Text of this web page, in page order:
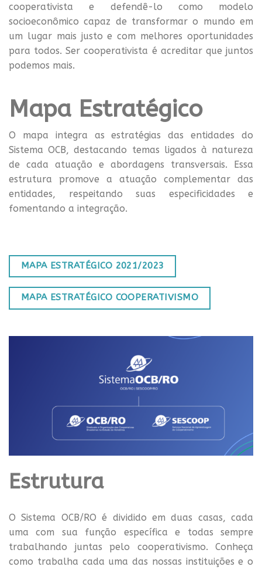
cooperativista e defendê-lo como modelo
socioeconômico capaz de transformar o mundo em
um lugar mais justo e com melhores oportunidades
para todos. Ser cooperativista é acreditar que juntos
podemos mais.
Mapa Estratégico
O mapa integra as estratégias das entidades do
Sistema OCB, destacando temas ligados à natureza
de cada atuação e abordagens transversais. Essa
estrutura promove a atuação complementar das
entidades, respeitando suas especificidades e
fomentando a integração.
MAPA ESTRATÉGICO 2021/2023
MAPA ESTRATÉGICO COOPERATIVISMO
Estrutura
O Sistema OCB/RO é dividido em duas casas, cada
uma com sua função específica e todas sempre
trabalhando juntas pelo cooperativismo. Conheça
como trabalha cada uma das nossas instituições e o